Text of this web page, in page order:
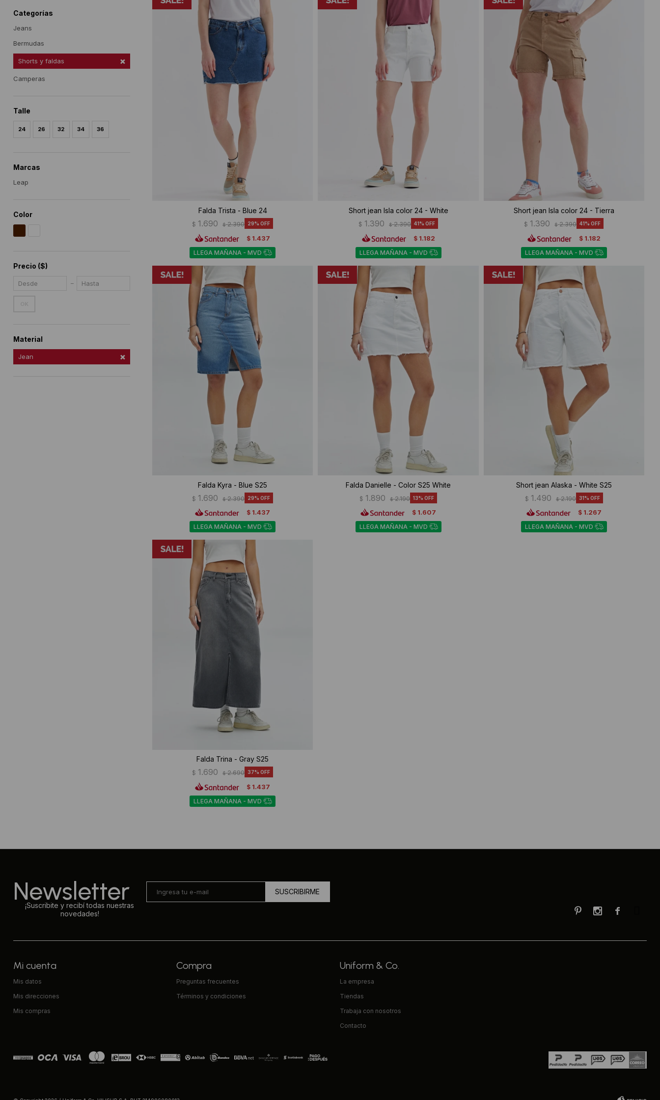
Falda Trista - Blue 24
$ 1.690 $ 2.390 29
$ 1.437
LLEGA MAÑANA - MVD
Short jean Isla color 24 - White
$ 1.390 $ 2.390 41
$ 1.182
LLEGA MAÑANA - MVD
Short jean Isla color 24 - Tierra
$ 1.390 $ 2.390 41
$ 1.182
LLEGA MAÑANA - MVD
Falda Kyra - Blue S25
$ 1.690 $ 2.390 29
$ 1.437
LLEGA MAÑANA - MVD
Falda Danielle - Color S25 White
$ 1.890 $ 2.190 13
$ 1.607
LLEGA MAÑANA - MVD
Short jean Alaska - White S25
$ 1.490 $ 2.190 31
$ 1.267
LLEGA MAÑANA - MVD
Falda Trina - Gray S25
$ 1.690 $ 2.690 37
$ 1.437
LLEGA MAÑANA - MVD
Categorías
Jeans
Bermudas
Shorts y faldas
Camperas
Talle
24 26 32 34 36
Marcas
Leap
Color
Precio ($)
Material
Jean
Newsletter
¡Suscribite y recibí todas nuestras
novedades!
SUSCRIBIRME

 
Mi cuenta
Mis datos
Mis direcciones
Mis compras
Compra
Preguntas frecuentes
Términos y condiciones
Uniform & Co.
La empresa
Tiendas
Trabaja con nosotros
Contacto